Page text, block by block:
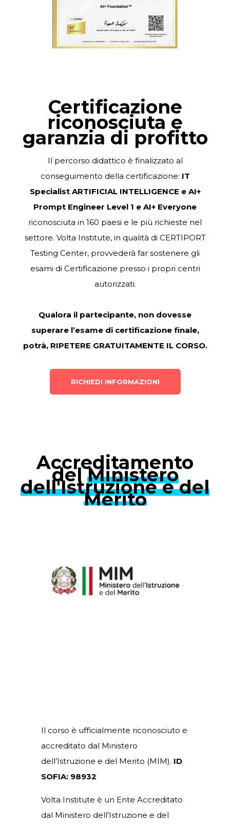
Certificazione
riconosciuta e
garanzia di profitto
Il percorso didattico è finalizzato al
conseguimento della certificazione: IT
Specialist ARTIFICIAL INTELLIGENCE e AI+
Prompt Engineer Level 1 e AI+ Everyone
riconosciuta in 160 paesi e le più richieste nel
settore. Volta Institute, in qualità di CERTIPORT
Testing Center, provvederà far sostenere gli
esami di Certificazione presso i propri centri
autorizzati.
Qualora il partecipante, non dovesse
superare l’esame di certificazione finale,
potrà, RIPETERE GRATUITAMENTE IL CORSO.
RICHIEDI INFORMAZIONI
Accreditamento
delMinistero
dell'Istruzione e del
Merito
Il corso è ufficialmente riconosciuto e
accreditato dal Ministero
dell’Istruzione e del Merito (MIM). ID
SOFIA: 98932
Volta Institute è un Ente Accreditato
dal Ministero dell’Istruzione e del